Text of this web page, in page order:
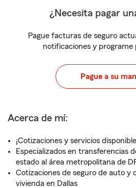
¿Necesita pagar
Pague facturas de seguro
notificaciones y programe
Pague a su
Acerca de mí:
¡Cotizaciones y servicios
Especializados en transferencias
estado al área metropolitana de
Cotizaciones de seguro de auto y
vivienda en Dallas